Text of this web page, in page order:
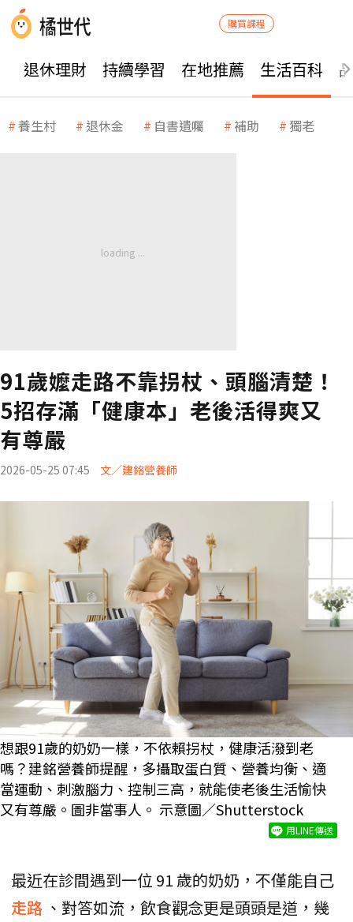
購買課程
退休理財 持續學習 在地推薦 生活百科
養生村 退休金 自書遺囑 補助 獨老
91歲嬤走路不靠拐杖、頭腦清楚！
5招存滿「健康本」老後活得爽又
有尊嚴
2026-05-25 07:45 文／建銘營養師
想跟91歲的奶奶一樣，不依賴拐杖，健康活潑到老
嗎？建銘營養師提醒，多攝取蛋白質、營養均衡、適
當運動、刺激腦力、控制三高，就能使老後生活愉快
又有尊嚴。圖非當事人。 示意圖／Shutterstock
用LINE傳送
最近在診間遇到一位 91 歲的奶奶，不僅能自己
走路 、對答如流，飲食觀念更是頭頭是道，幾